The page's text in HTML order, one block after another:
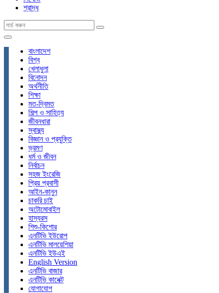
শ্রাদ্ধ
বাংলাদেশ
বিশ্ব
খেলাধুলা
বিনোদন
অর্থনীতি
শিক্ষা
মত-দ্বিমত
শিল্প ও সাহিত্য
জীবনধারা
স্বাস্থ্য
বিজ্ঞান ও প্রযুক্তি
ভ্রমণ
ধর্ম ও জীবন
নির্বাচন
সহজ ইংরেজি
প্রিয় প্রবাসী
আইন-কানুন
চাকরি চাই
অটোমোবাইল
হাস্যরস
শিশু-কিশোর
এনটিভি ইউরোপ
এনটিভি মালয়েশিয়া
এনটিভি ইউএই
English Version
এনটিভি বাজার
এনটিভি কানেক্ট
যোগাযোগ